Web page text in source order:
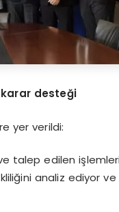
karar desteği
yer verildi:
talep edilen
analiz ediyor ve